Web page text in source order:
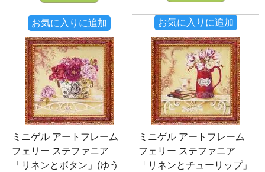
お気に入りに追加 お気に入りに追加
ミニゲル アートフレーム
フェリー ステファニア
「リネンとボタン」(ゆう
ミニゲル アートフレーム
フェリー ステファニア
「リネンとチューリップ」